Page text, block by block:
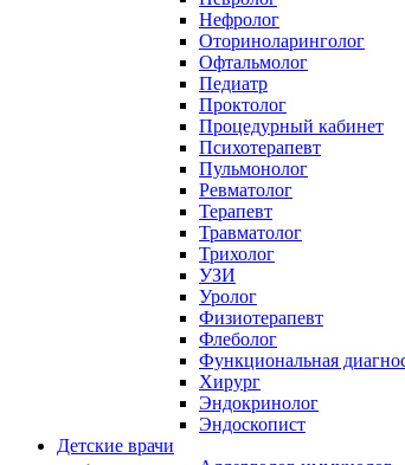
Нефролог
Оториноларинголог
Офтальмолог
Педиатр
Проктолог
Процедурный кабинет
Психотерапевт
Пульмонолог
Ревматолог
Терапевт
Травматолог
Трихолог
УЗИ
Уролог
Физиотерапевт
Флеболог
Функциональная
Хирург
Эндокринолог
Эндоскопист
Детские врачи